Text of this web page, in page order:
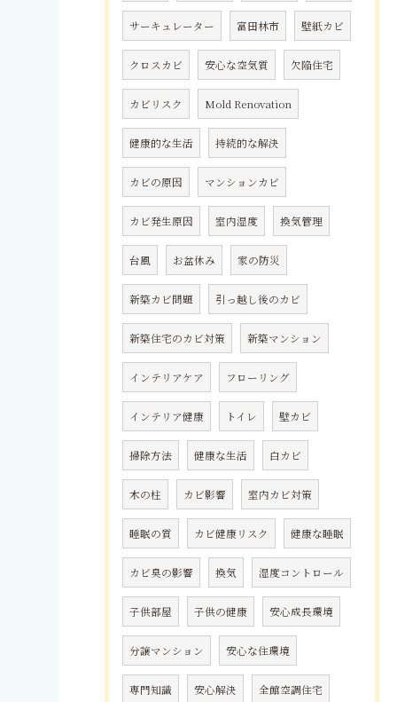
サーキュレーター 富田林市 壁紙カビ
クロスカビ 安心な空気質 欠陥住宅
カビリスク Mold Renovation
健康的な生活 持続的な解決
カビの原因 マンションカビ
カビ発生原因 室内湿度 換気管理
台風 お盆休み 家の防災
新築カビ問題 引っ越し後のカビ
新築住宅のカビ対策 新築マンション
インテリアケア フローリング
インテリア健康 トイレ 壁カビ
掃除方法 健康な生活 白カビ
木の柱 カビ影響 室内カビ対策
睡眠の質 カビ健康リスク 健康な睡眠
カビ臭の影響 換気 湿度コントロール
子供部屋 子供の健康 安心成長環境
分譲マンション 安心な住環境
専門知識 安心解決 全館空調住宅